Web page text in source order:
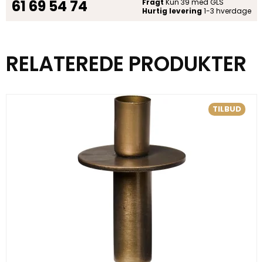
61 69 54 74
Hurtig levering 1-3 hverdage
RELATEREDE PRODUKTER
TILBUD